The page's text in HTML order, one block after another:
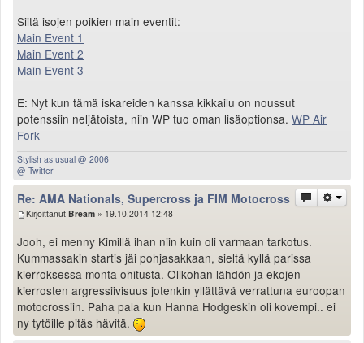
Siitä isojen poikien main eventit:
Main Event 1
Main Event 2
Main Event 3
E: Nyt kun tämä iskareiden kanssa kikkailu on noussut
potenssiin neljätoista, niin WP tuo oman lisäoptionsa. WP Air
Fork
Stylish as usual @ 2006
@ Twitter
Re: AMA Nationals, Supercross ja FIM Motocross
Kirjoittanut Bream » 19.10.2014 12:48
Jooh, ei menny Kimillä ihan niin kuin oli varmaan tarkotus.
Kummassakin startis jäi pohjasakkaan, sieltä kyllä parissa
kierroksessa monta ohitusta. Olikohan lähdön ja ekojen
kierrosten argressiivisuus jotenkin yllättävä verrattuna euroopan
motocrossiin. Paha pala kun Hanna Hodgeskin oli kovempi.. ei
ny tytöille pitäs hävitä.